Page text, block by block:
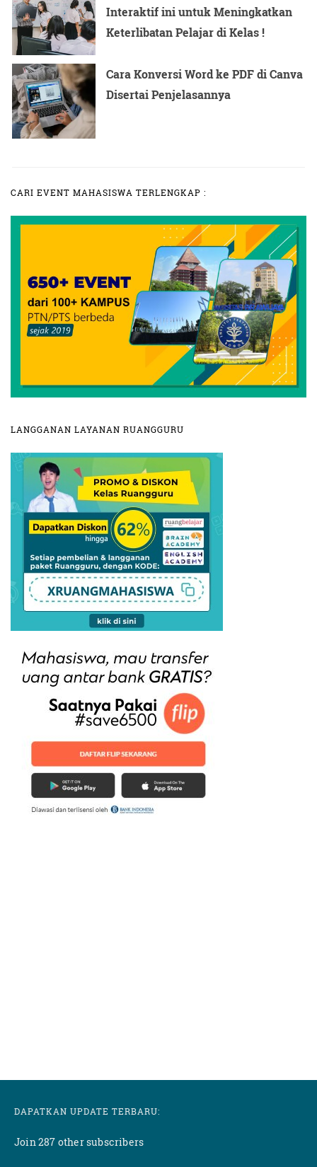
Interaktif ini untuk Meningkatkan
Keterlibatan Pelajar di Kelas !
Cara Konversi Word ke PDF di Canva
Disertai Penjelasannya
CARI EVENT MAHASISWA TERLENGKAP :
LANGGANAN LAYANAN RUANGGURU
DAPATKAN UPDATE TERBARU:
Join 287 other subscribers